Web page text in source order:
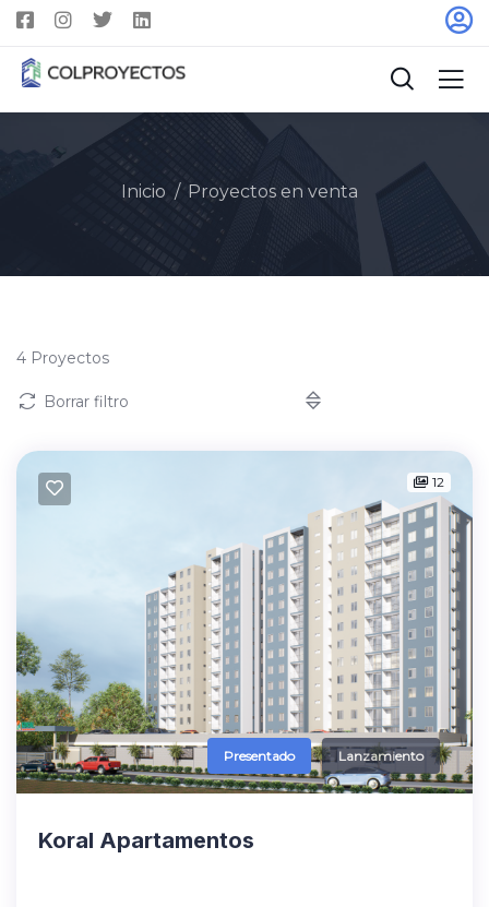
Inicio Proyectos en venta
4 Proyectos
Borrar filtro
12
Presentado Lanzamiento
Koral Apartamentos